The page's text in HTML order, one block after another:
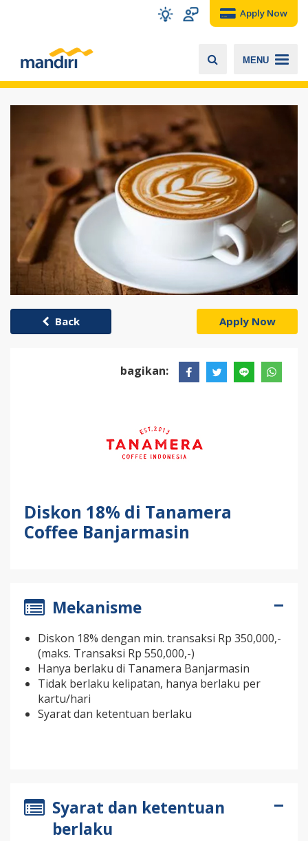
Apply Now
MENU
Back Apply Now
bagikan:
Diskon 18% di Tanamera
Coffee Banjarmasin
Mekanisme
Diskon 18% dengan min. transaksi Rp 350,000,-
(maks. Transaksi Rp 550,000,-)
Hanya berlaku di Tanamera Banjarmasin
Tidak berlaku kelipatan, hanya berlaku per
kartu/hari
Syarat dan ketentuan berlaku
Syarat dan ketentuan
berlaku